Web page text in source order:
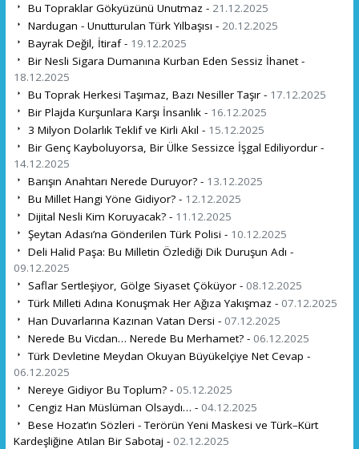
Bu Topraklar Gökyüzünü Unutmaz - 21.12.2025
Nardugan - Unutturulan Türk Yılbaşısı - 20.12.2025
Bayrak Değil, İtiraf - 19.12.2025
Bir Nesli Sigara Dumanına Kurban Eden Sessiz İhanet -
18.12.2025
Bu Toprak Herkesi Taşımaz, Bazı Nesiller Taşır - 17.12.2025
Bir Plajda Kurşunlara Karşı İnsanlık - 16.12.2025
3 Milyon Dolarlık Teklif ve Kirli Akıl - 15.12.2025
Bir Genç Kayboluyorsa, Bir Ülke Sessizce İşgal Ediliyordur -
14.12.2025
Barışın Anahtarı Nerede Duruyor? - 13.12.2025
Bu Millet Hangi Yöne Gidiyor? - 12.12.2025
Dijital Nesli Kim Koruyacak? - 11.12.2025
Şeytan Adası’na Gönderilen Türk Polisi - 10.12.2025
Deli Halid Paşa: Bu Milletin Özlediği Dik Duruşun Adı -
09.12.2025
Saflar Sertleşiyor, Gölge Siyaset Çöküyor - 08.12.2025
Türk Milleti Adına Konuşmak Her Ağıza Yakışmaz - 07.12.2025
Han Duvarlarına Kazınan Vatan Dersi - 07.12.2025
Nerede Bu Vicdan… Nerede Bu Merhamet? - 06.12.2025
Türk Devletine Meydan Okuyan Büyükelçiye Net Cevap -
06.12.2025
Nereye Gidiyor Bu Toplum? - 05.12.2025
Cengiz Han Müslüman Olsaydı… - 04.12.2025
Bese Hozat’ın Sözleri - Terörün Yeni Maskesi ve Türk–Kürt
Kardeşliğine Atılan Bir Sabotaj - 02.12.2025